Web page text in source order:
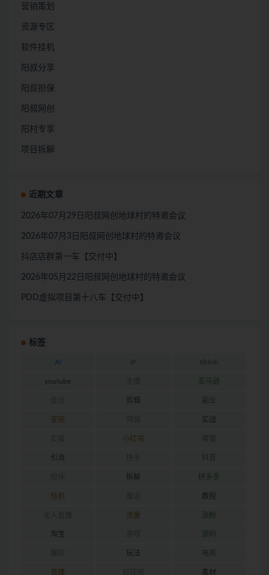
营销策划
资源专区
软件挂机
阳叔分享
阳叔担保
阳叔网创
阳村专享
项目拆解
近期文章
2026年07月29日阳叔网创地球村的特邀会议
2026年07月3日阳叔网创地球村的特邀会议
抖店店群第一车【交付中】
2026年05月22日阳叔网创地球村的特邀会议
PDD虚拟项目第十八车【交付中】
标签
AI IP tiktok
youtube 亚马逊
剪辑 副业
变现 实战
小红书 带货
引流 抖音
拆解 拼多多
挂机 教程
流量 涨粉
淘宝 源码
玩法 电商
直播 素材